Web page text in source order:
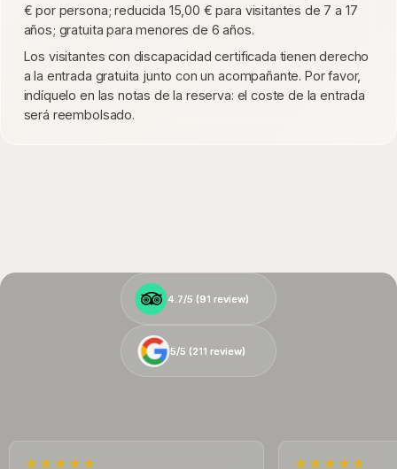
€ por persona; reducida 15,00 € para visitantes de 7 a 17
años; gratuita para menores de 6 años.
Los visitantes con discapacidad certificada tienen derecho
a la entrada gratuita junto con un acompañante. Por favor,
indíquelo en las notas de la reserva: el coste de la entrada
será reembolsado.
4.7/5 (91 review)
4.7/5 (91 review)
5/5 (211 review)
5/5 (211 review)